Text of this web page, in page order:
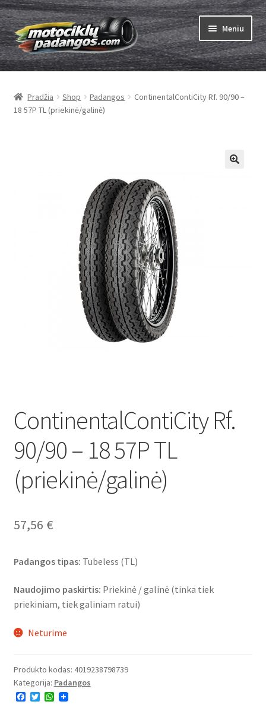
Pereiti
prie
meniu
Pereiti
prie
turinio
Meniu
Padangos
menu
Kameros
menu
Pradžia Shop Padangos
ContinentalContiCity Rf. 90/90 –
18 57P TL (priekinė/galinė)
ContinentalContiCity Rf.
90/90 – 18 57P TL
(priekinė/galinė)
57,56 €
Padangos tipas: Tubeless (TL)
Naudojimo paskirtis: Priekinė / galinė (tinka tiek
priekiniam, tiek galiniam ratui)
Neturime
Produkto kodas: 4019238798739
Kategorija: Padangos
F
T
W